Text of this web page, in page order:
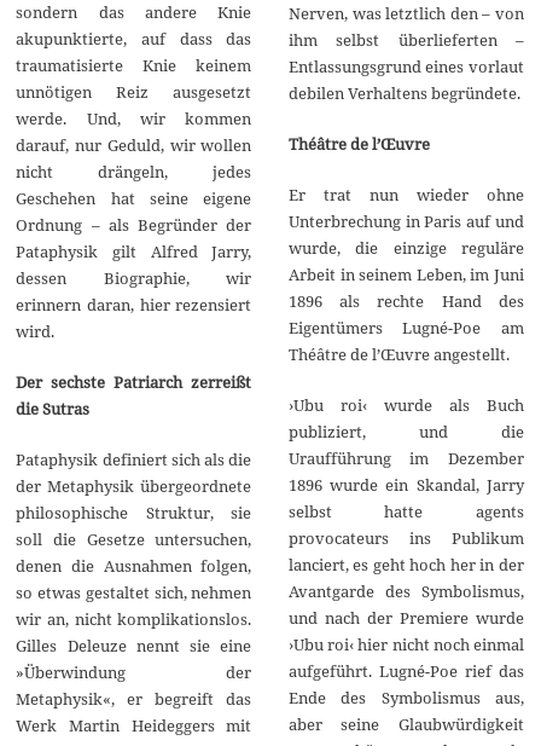
sondern das andere Knie
akupunktierte, auf dass das
traumatisierte Knie keinem
unnötigen Reiz ausgesetzt
werde. Und, wir kommen
darauf, nur Geduld, wir wollen
nicht drängeln, jedes
Geschehen hat seine eigene
Ordnung – als Begründer der
Pataphysik gilt Alfred Jarry,
dessen Biographie, wir
erinnern daran, hier rezensiert
wird.
Der sechste Patriarch zerreißt
die Sutras
Pataphysik definiert sich als die
der Metaphysik übergeordnete
philosophische Struktur, sie
soll die Gesetze untersuchen,
denen die Ausnahmen folgen,
so etwas gestaltet sich, nehmen
wir an, nicht komplikationslos.
Gilles Deleuze nennt sie eine
»Überwindung der
Metaphysik«, er begreift das
Werk Martin Heideggers mit
Nerven, was letztlich den – von
ihm selbst überlieferten –
Entlassungsgrund eines vorlaut
debilen Verhaltens begründete.
Théâtre de l’Œuvre
Er trat nun wieder ohne
Unterbrechung in Paris auf und
wurde, die einzige reguläre
Arbeit in seinem Leben, im Juni
1896 als rechte Hand des
Eigentümers Lugné-Poe am
Théâtre de l’Œuvre angestellt.
›Ubu roi‹ wurde als Buch
publiziert, und die
Uraufführung im Dezember
1896 wurde ein Skandal, Jarry
selbst hatte agents
provocateurs ins Publikum
lanciert, es geht hoch her in der
Avantgarde des Symbolismus,
und nach der Premiere wurde
›Ubu roi‹ hier nicht noch einmal
aufgeführt. Lugné-Poe rief das
Ende des Symbolismus aus,
aber seine Glaubwürdigkeit